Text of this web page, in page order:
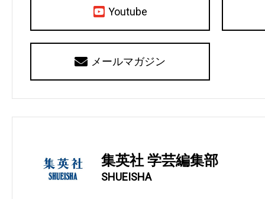
Youtube
メールマガジン
集英社 学芸編集部
SHUEISHA